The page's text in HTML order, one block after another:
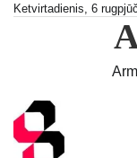
SkipKetvirtadienis, 6